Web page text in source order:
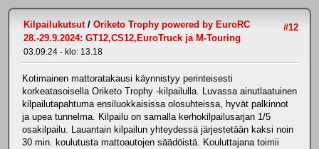
3. 0 Luotonen Janne FIN TUA
4. 0 Mäkinen Eemil FIN
EuroTruck [EuroTruck] - Timed practice - Group 2
1. 0 Honkanen Markku FIN *HOKE*
2. 0 Sukanen Kimmo FIN Deviam RCRT
3. 21655612 0 Honkasalo Martti FIN Vihdin UA
4. 0 Maula Mikko FIN RSRCA
5. 0 Laine Sami-Pekka FIN Fullspeed RC Ry
#12
Kilpailukutsut/ Oriketo Trophy powered by EuroRC
28.-29.9.2024: GT12,CS12,EuroTruck ja M-Touring
03.09.24 - klo: 13.18
Kotimainen mattoratakausi käynnistyy perinteisesti
korkeatasoisella Oriketo Trophy -kilpailulla. Luvassa ainutlaatuinen
kilpailutapahtuma ensiluokkaisissa olosuhteissa, hyvät palkinnot
ja upea tunnelma. Kilpailu on samalla kerhokilpailusarjan 1/5
osakilpailu. Lauantain kilpailun yhteydessä järjestetään kaksi noin
30 min. koulutusta mattoautojen säädöistä. Kouluttajana toimii